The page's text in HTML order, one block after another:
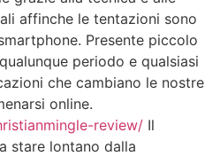
affinche le tentazioni sono
Presente piccolo
periodo e qualsiasi
che cambiano le nostre
online.
review/ Il
stare lontano dalla